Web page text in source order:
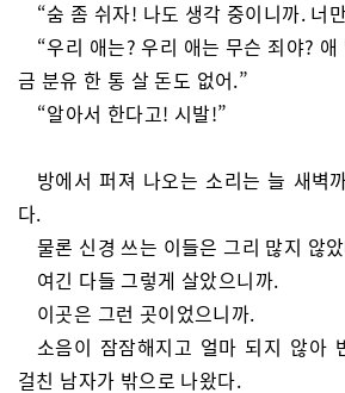
“숨 좀 쉬자! 나도 생각 중이니까. 너
“우리 애는? 우리 애는 무슨 죄야?
금 분유 한 통 살 돈도 없어.”
“알아서 한다고! 시발!”
방에서 퍼져 나오는 소리는 늘 새벽
다.
물론 신경 쓰는 이들은 그리 많지 않
여긴 다들 그렇게 살았으니까.
이곳은 그런 곳이었으니까.
소음이 잠잠해지고 얼마 되지 않아
걸친 남자가 밖으로 나왔다.